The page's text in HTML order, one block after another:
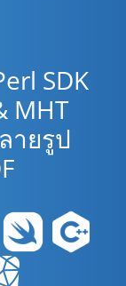
SDK
MHT
ายรูป